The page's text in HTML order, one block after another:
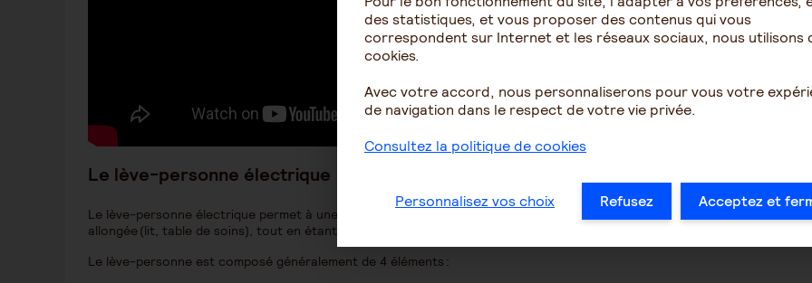
Le lève-personne électrique
Le lève-personne électrique permet à une personne de changer d’assise ou de support de position
allongée (lit, table de soins), tout en étant maintenue par une sangle.
Le lève-personne est composé généralement de 4 éléments :
des statistiques, et vous proposer des contenus qui vous
correspondent sur Internet et les réseaux sociaux, nous utilisons
cookies.
Avec votre accord, nous personnaliserons pour vous votre
de navigation dans le respect de votre vie privée.
Consultez la politique de cookies
Personnalisez vos choix Refusez Acceptez et